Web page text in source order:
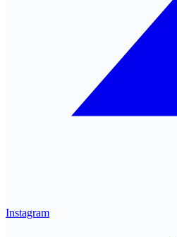
Instagram